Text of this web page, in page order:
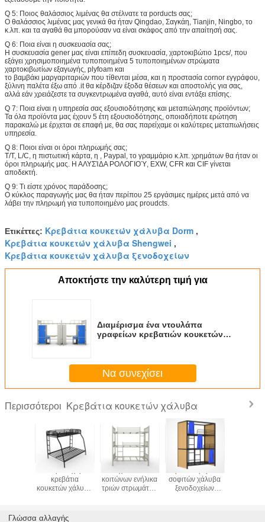
Q 5: Ποιος θαλάσσιος λιμένας θα στέλνατε τα porducts σας;
Ο θαλάσσιος λιμένας μας γενικά θα ήταν Qingdao, Σαγκάη, Tianjin, Ningbo, το
κ.λπ. και τα αγαθά θα μπορούσαν να είναι σκάφος από την απαίτησή σας.
Q 6: Ποια είναι η συσκευασία σας;
Η συσκευασία gener μας είναι επίπεδη συσκευασία, χαρτοκιβώτιο 1pcs/, που
εξάγει χρησιμοποιημένα τυποποιημένα 5 τυποποιημένων στρώματα
χαρτοκιβωτίων εξαγωγής, plyfoam και
το βαμβάκι μαργαριταριών που τίθενται μέσα, και η προστασία cornor εγγράφου,
ξύλινη παλέτα έξω από .it θα κέρδιζαν έξοδα θέσεων και αποστολής για σας,
αλλά εάν χρειάζεστε τα συγκεντρωμένα αγαθά, αυτό είναι εντάξει επίσης.
Q 7: Ποια είναι η υπηρεσία σας εξουσιοδότησης και μεταπώλησης προϊόντων;
Τα όλα προϊόντα μας έχουν 5 έτη εξουσιοδότησης, οποιαδήποτε ερώτηση
παρακαλώ με έρχεται σε επαφή με, θα σας παρείχαμε οι καλύτερες μεταπωλήσεις
υπηρεσία.
Q 8: Ποιοι είναι οι όροι πληρωμής σας;
T/T, L/C, η πιστωτική κάρτα, η , Paypal, το γραμμάριο κ.λπ. χρημάτων θα ήταν οι
όροι πληρωμής μας. Η ΑΛΥΣΊΔΑ ΡΟΛΟΓΙΟΎ, EXW, CFR και CIF γίνεται
αποδεκτή.
Q 9: Τι είστε χρόνος παράδοσης;
Ο κύκλος παραγωγής μας θα ήταν περίπου 25 εργάσιμες ημέρες μετά από να
λάβει την πληρωμή για τυποποιημένο μας proudcts.
Ετικέττες: Κρεβάτια κουκετών χάλυβα Dorm ,
Κρεβάτια κουκετών χάλυβα Shengwei ,
Κρεβάτια κουκετών χάλυβα ξενοδοχείων
Αποκτήστε την καλύτερη τιμή για
Διαμέρισμα ένα ντουλάπα
γραφείων κρεβατιών κουκετών
Να συνεχίσει
Περισσότεροι Κρεβάτια κουκετών χάλυβα
Μαύρα ισχυρά
κρεβάτια
κουκετών χάλυβα
σχολικών
κοιτώνων ενήλικα
τριών στρωμάτων
Τριπλό κρεβάτι
σοφιτών χάλυβα
ξενοδοχείων
Γλώσσα αλλαγής